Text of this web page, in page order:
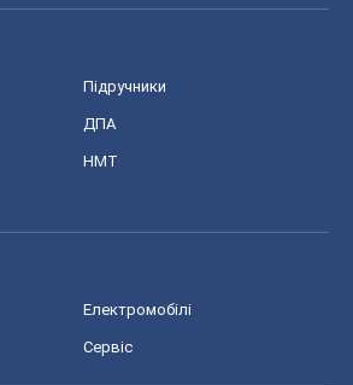
Підручники
ДПА
НМТ
Електромобілі
Сервіс